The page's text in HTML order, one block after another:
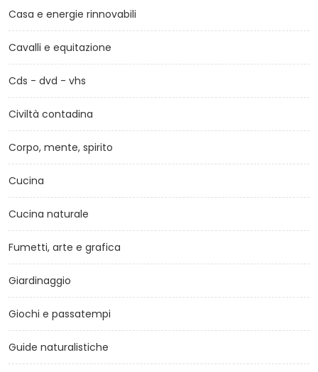
Casa e energie rinnovabili
Cavalli e equitazione
Cds - dvd - vhs
Civiltà contadina
Corpo, mente, spirito
Cucina
Cucina naturale
Fumetti, arte e grafica
Giardinaggio
Giochi e passatempi
Guide naturalistiche